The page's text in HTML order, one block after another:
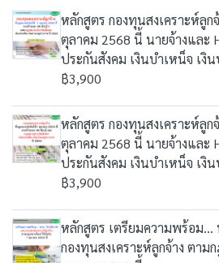
หลักสูตร กองทุนสงเคราะห์ลูก
ตุลาคม 2568 นี้ นายจ้างและ
ประกันสังคม เงินบำเหน็จ เ
฿3,900
หลักสูตร กองทุนสงเคราะห์ลูก
ตุลาคม 2568 นี้ นายจ้างและ
ประกันสังคม เงินบำเหน็จ เ
฿3,900
หลักสูตร เตรียมความพร้อม
กองทุนสงเคราะห์ลูกจ้าง ตาม